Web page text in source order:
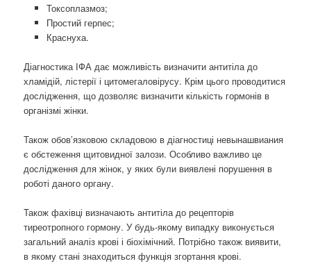
Токсоплазмоз;
Простий герпес;
Краснуха.
Діагностика ІФА дає можливість визначити антитіла до
хламідій, лістерії і цитомегаловірусу. Крім цього проводитися
дослідження, що дозволяє визначити кількість гормонів в
організмі жінки.
Також обов’язковою складовою в діагностиці невынашвиания
є обстеження щитовидної залози. Особливо важливо це
дослідження для жінок, у яких були виявлені порушення в
роботі даного органу.
Також фахівці визначають антитіла до рецепторів
тиреотропного гормону. У будь-якому випадку виконується
загальний аналіз крові і біохімічний. Потрібно також виявити,
в якому стані знаходиться функція згортання крові.